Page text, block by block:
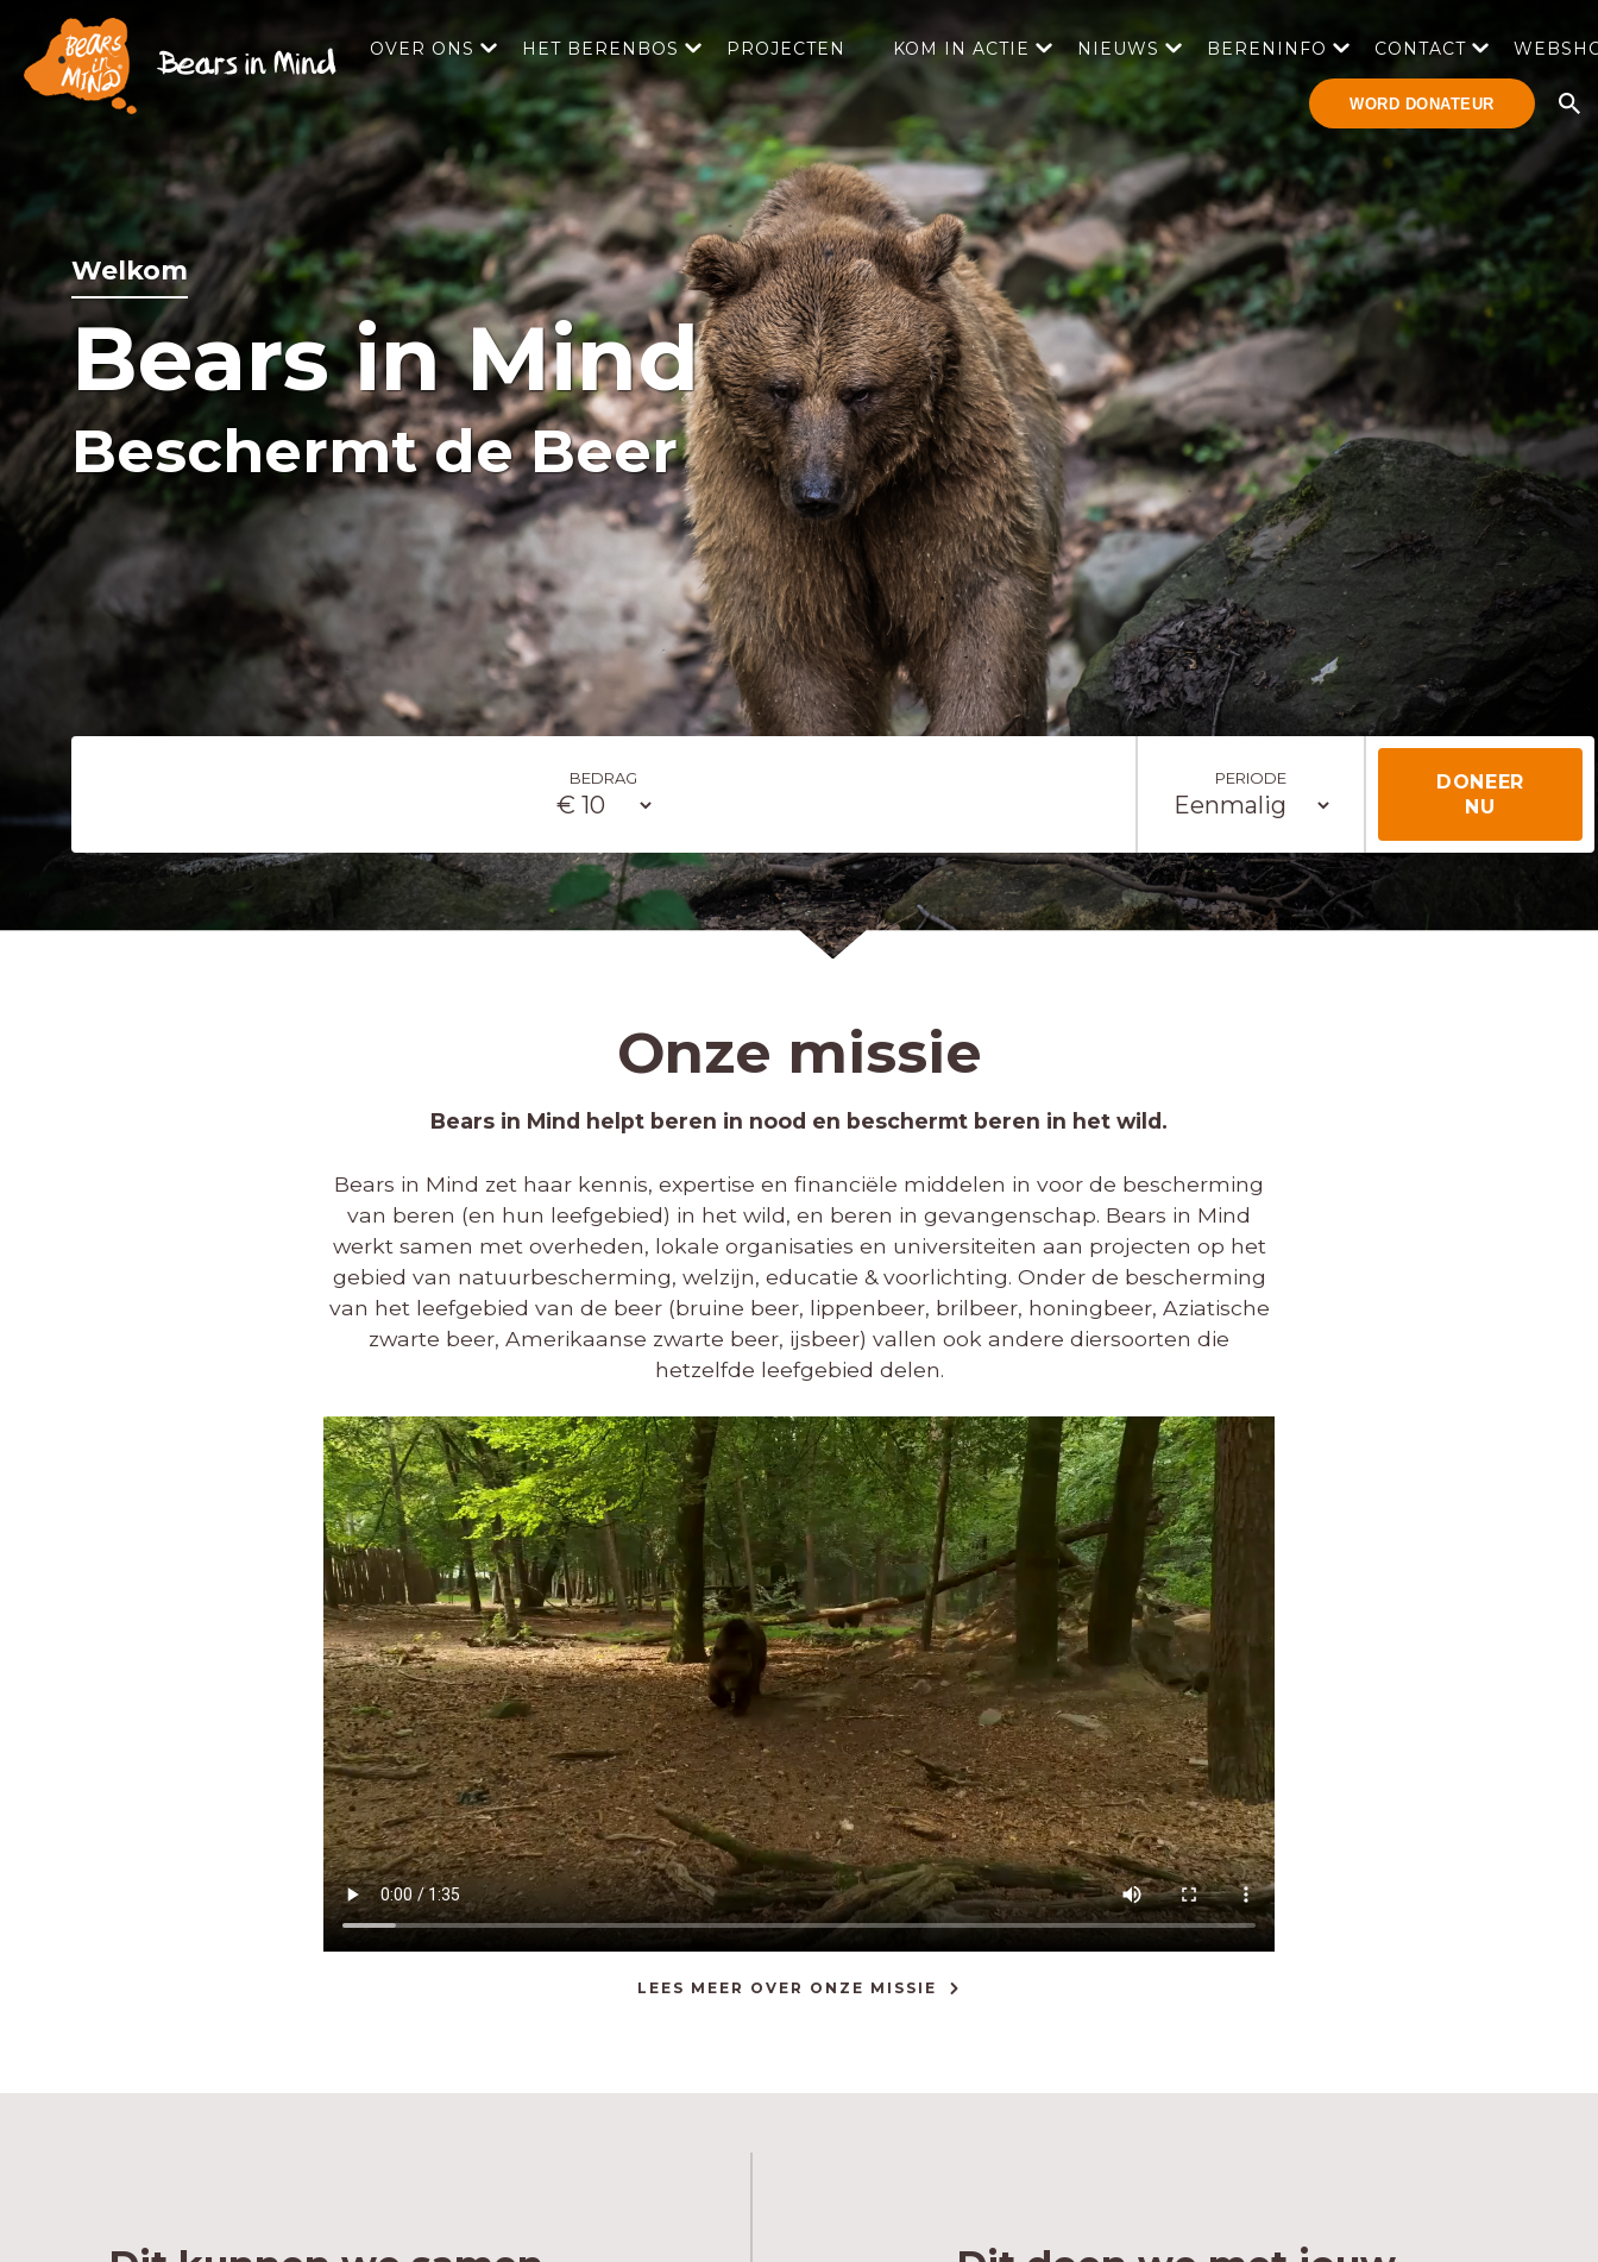
OVER ONS HET BERENBOS PROJECTEN KOM IN ACTIE NIEUWS BERENINFO CONTACT
WORD DONATEUR
Welkom
Bears in Mind
Beschermt de Beer
BEDRAG PERIODE
DONEER
NU
Onze missie
Bears in Mind helpt beren in nood en beschermt beren in het wild.
Bears in Mind zet haar kennis, expertise en financiële middelen in voor de bescherming
van beren (en hun leefgebied) in het wild, en beren in gevangenschap. Bears in Mind
werkt samen met overheden, lokale organisaties en universiteiten aan projecten op het
gebied van natuurbescherming, welzijn, educatie & voorlichting. Onder de bescherming
van het leefgebied van de beer (bruine beer, lippenbeer, brilbeer, honingbeer, Aziatische
zwarte beer, Amerikaanse zwarte beer, ijsbeer) vallen ook andere diersoorten die
hetzelfde leefgebied delen.
LEES MEER OVER ONZE MISSIE